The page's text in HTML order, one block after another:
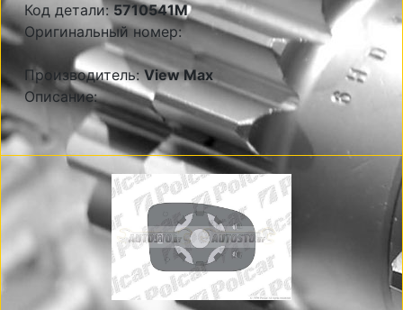
Код детали:5710541M
Оригинальный номер:
Производитель:View Max
Описание: